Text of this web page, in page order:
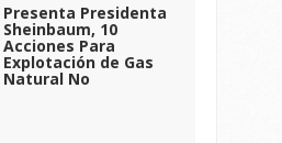
Presenta Presidenta
Sheinbaum, 10
Acciones Para
Explotación de Gas
Natural No